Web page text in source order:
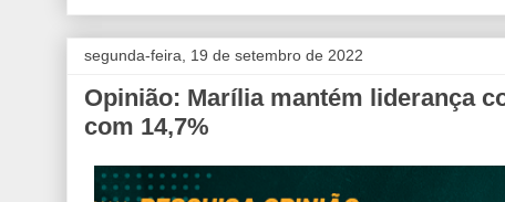
segunda-feira, 19 de setembro de 2022
Opinião: Marília mantém liderança
com 14,7%